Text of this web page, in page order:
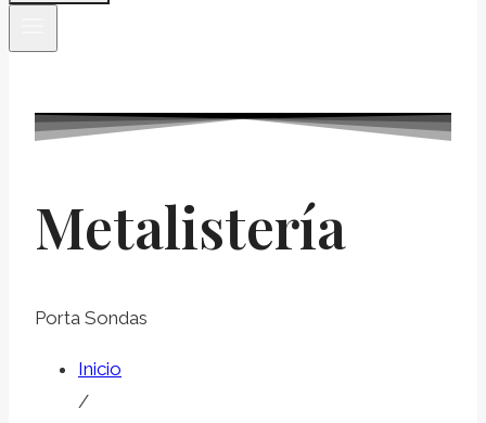
Metalistería
Porta Sondas
Inicio
/